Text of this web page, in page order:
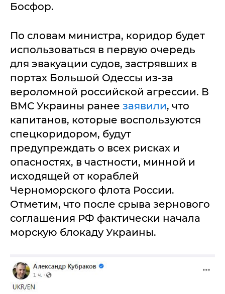
Босфор.
По словам министра, коридор будет
использоваться в первую очередь
для эвакуации судов, застрявших в
портах Большой Одессы из-за
вероломной российской агрессии. В
ВМС Украины ранее заявили, что
капитанов, которые воспользуются
спецкоридором, будут
предупреждать о всех рисках и
опасностях, в частности, минной и
исходящей от кораблей
Черноморского флота России.
Отметим, что после срыва зернового
соглашения РФ фактически начала
морскую блокаду Украины.